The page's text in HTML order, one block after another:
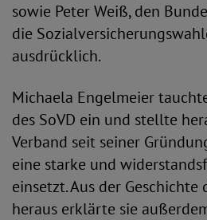
sowie Peter Weiß, den
die
ausdrücklich.
Michaela Engelmeier
des SoVD ein und stellte
Verband seit seiner
eine starke und
einsetzt. Aus der Geschichte
heraus erklärte sie